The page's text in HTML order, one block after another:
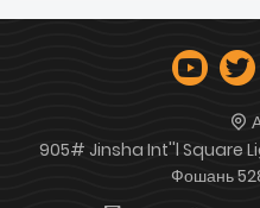
905# Jinsha Int''l Square
Фошань